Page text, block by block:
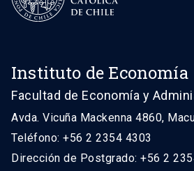
Instituto de Economía
Facultad de Economía y
Avda. Vicuña Mackenna 4860,
Teléfono: +56 2 2354 4303
Dirección de Postgrado: +56 2